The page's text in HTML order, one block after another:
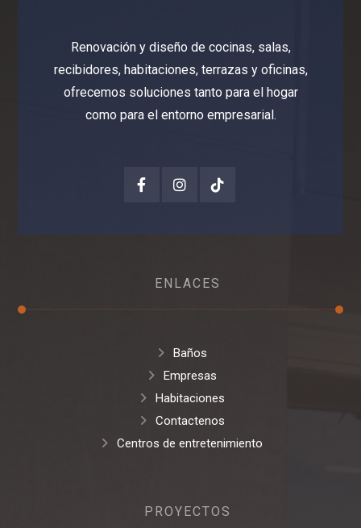
Renovación y diseño de cocinas, salas,
recibidores, habitaciones, terrazas y oficinas,
ofrecemos soluciones tanto para el hogar
como para el entorno empresarial.
ENLACES
Baños
Empresas
Habitaciones
Contactenos
Centros de entretenimiento
PROYECTOS